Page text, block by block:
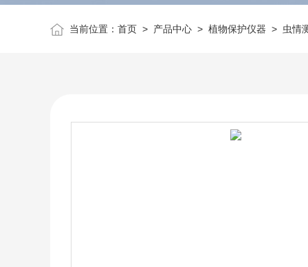
当前位置： 首页> 产品中心> 植物保护仪器 > 虫情